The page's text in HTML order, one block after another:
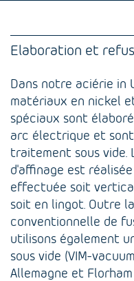
Elaboration et
Dans notre aciérie in
matériaux en nickel
spéciaux sont
arc électrique et
traitement sous vide.
d'affinage est
effectuée soit
soit en lingot. Outre
conventionnelle de
utilisons également
sous vide (VIM-
Allemagne et Florham